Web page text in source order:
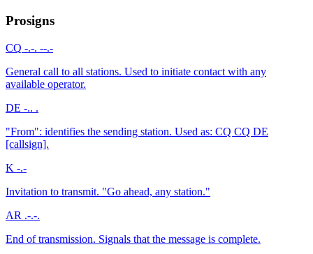
Prosigns
CQ -.-. --.-
General call to all stations. Used to initiate contact with any
available operator.
DE -.. .
"From": identifies the sending station. Used as: CQ CQ DE
[callsign].
K -.-
Invitation to transmit. "Go ahead, any station."
AR .-.-.
End of transmission. Signals that the message is complete.